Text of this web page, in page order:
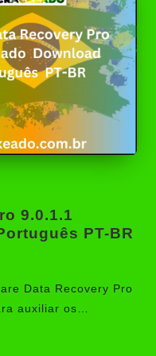
9.0.1.1
PT-BR
Data Recovery Pro
auxiliar os…